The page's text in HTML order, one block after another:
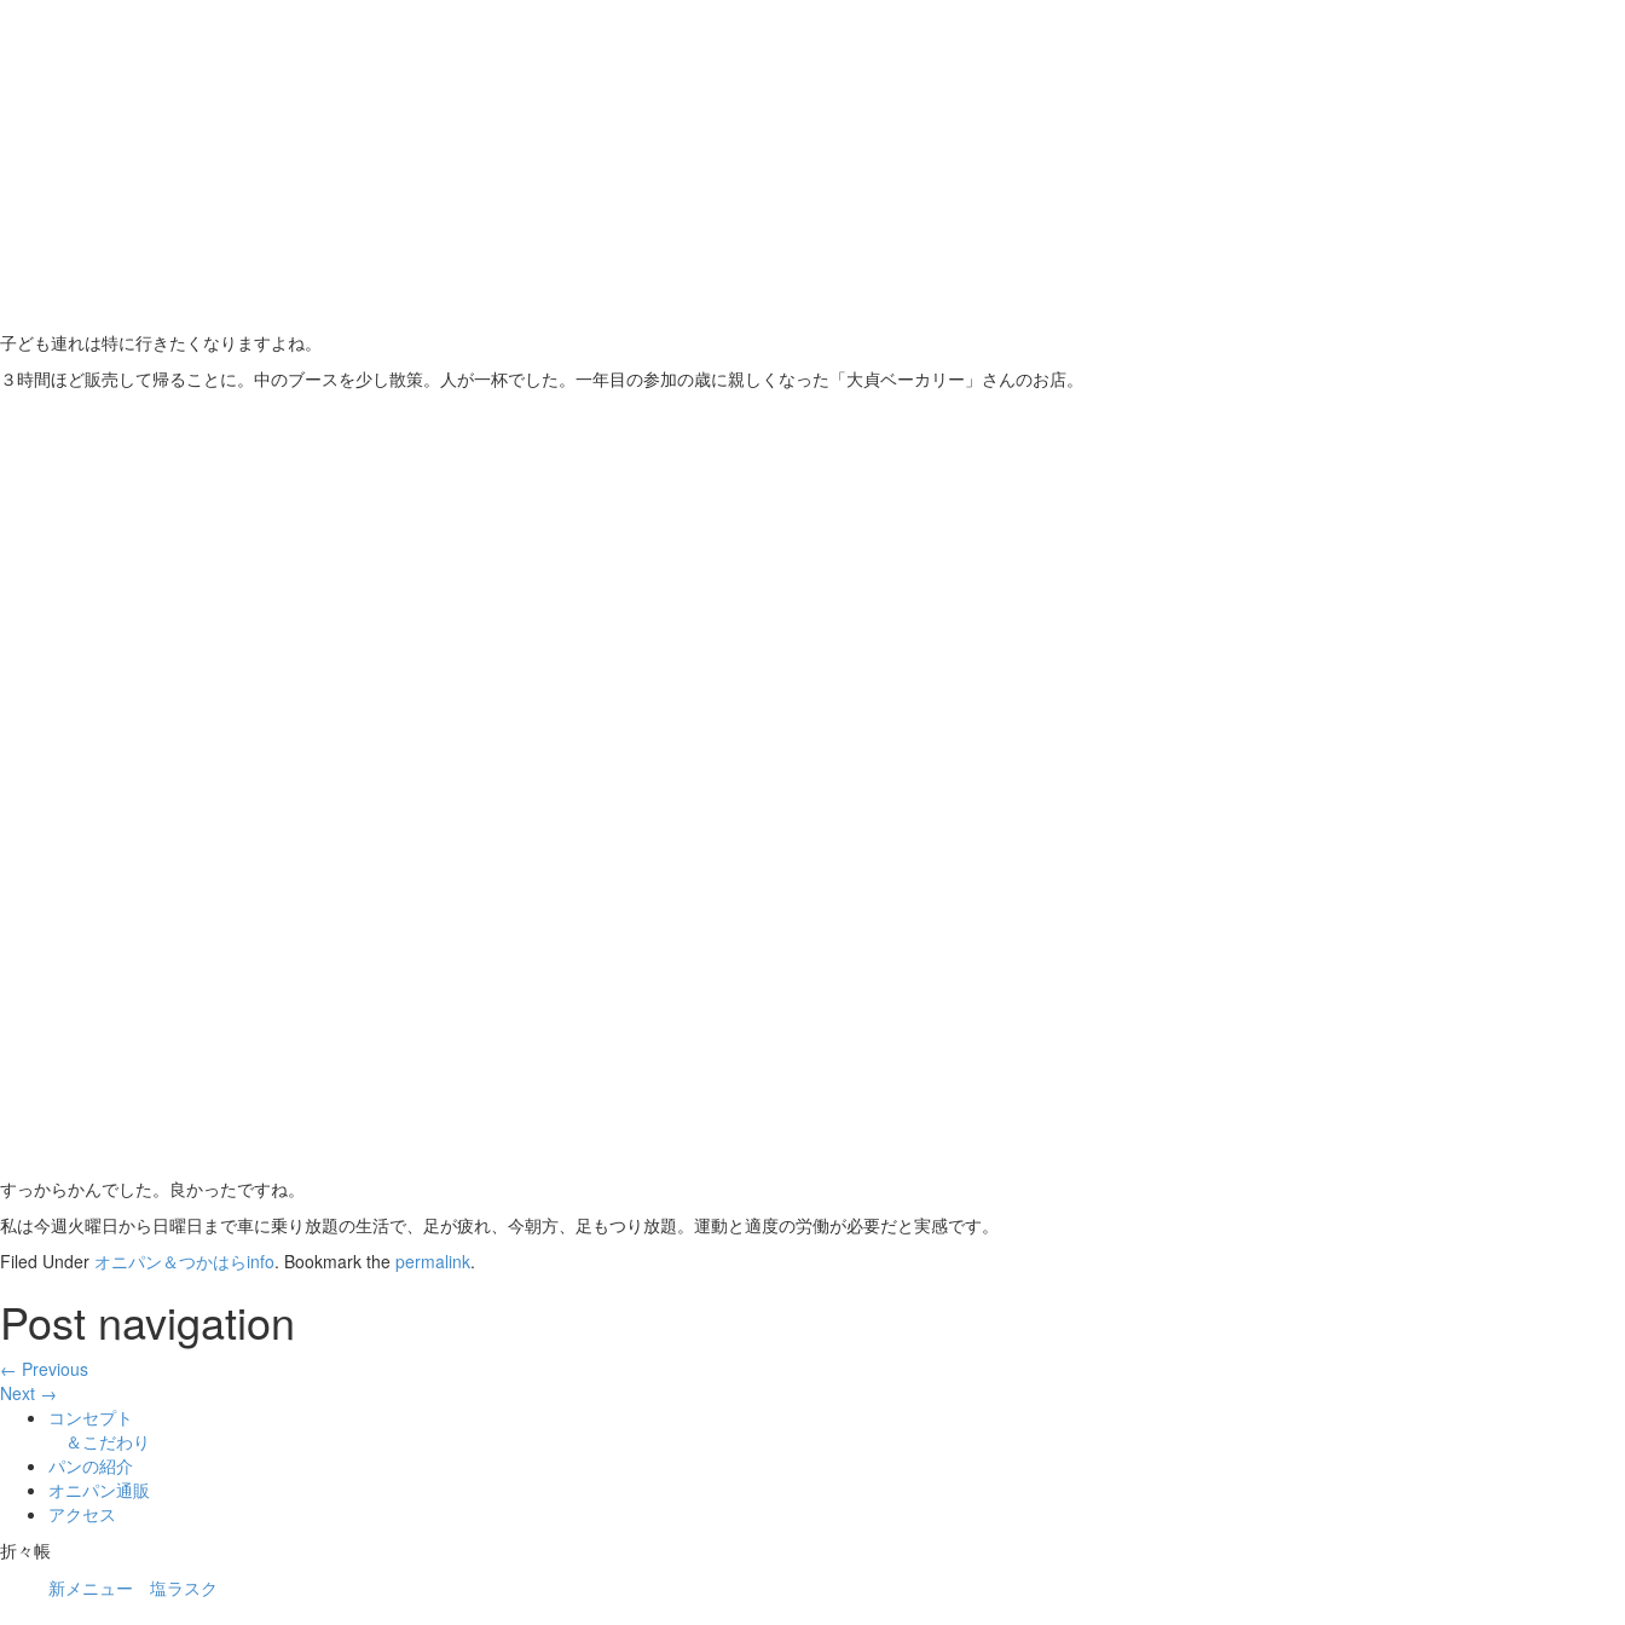
子ども連れは特に行きたくなりますよね。
３時間ほど販売して帰ることに。中のブースを少し散策。人が一杯でした。一年目の参加の歳に親しくなった「大貞ベーカリー」さんのお店。
すっからかんでした。良かったですね。
私は今週火曜日から日曜日まで車に乗り放題の生活で、足が疲れ、今朝方、足もつり放題。運動と適度の労働が必要だと実感です。
Filed Under オニパン＆つかはらinfo. Bookmark the permalink.
Post navigation
← Previous
Next →
コンセプト
＆こだわり
パンの紹介
オニパン通販
アクセス
折々帳
新メニュー 塩ラスク